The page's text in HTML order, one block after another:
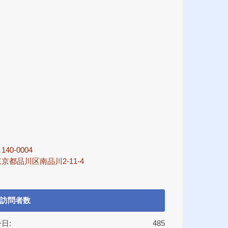
140-0004
京都品川区南品川2-11-4
訪問者数
485
: